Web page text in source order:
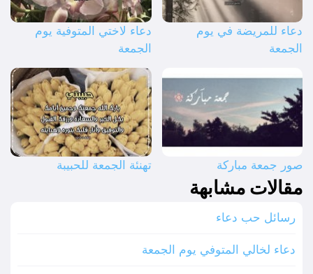
دعاء للمريضة في يوم
الجمعة
دعاء لاختي المتوفية يوم
الجمعة
صور جمعة مباركة تهنئة الجمعة للحبيبة
مقالات مشابهة
رسائل حب دعاء
دعاء لخالي المتوفي يوم الجمعة